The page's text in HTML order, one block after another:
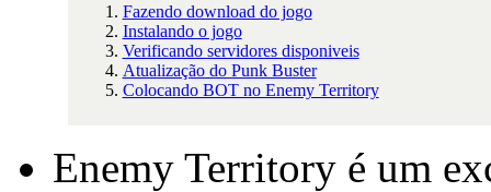
Fazendo download do jogo
Instalando o jogo
Verificando servidores disponiveis
Atualização do Punk Buster
Colocando BOT no Enemy Territory
Enemy Territory é um